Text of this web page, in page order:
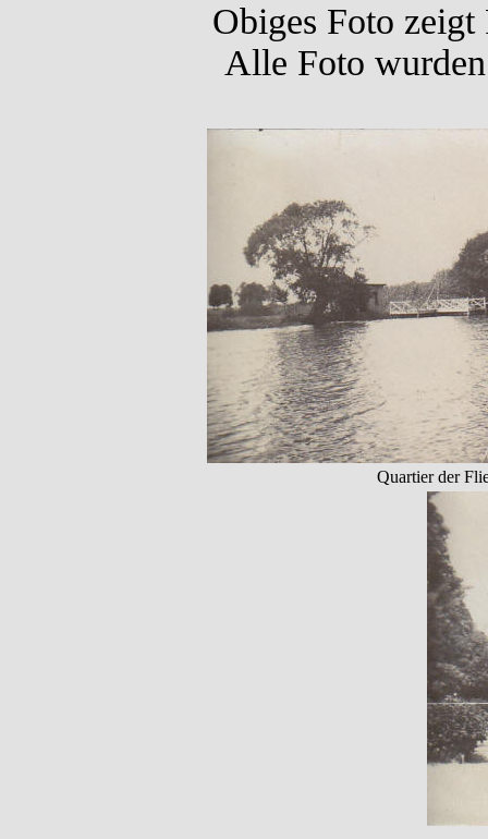
Obiges Foto
Alle Foto
Quartier der